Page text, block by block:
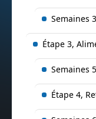
Semaines
Étape 3,
Semaines
Étape 4,